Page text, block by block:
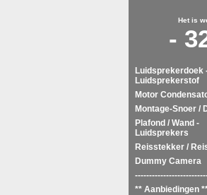
Het is
-
Luidsprekerdoek
Luidsprekerstof
Motor
Montage-Snoer /
Plafond / Wand -
Luidsprekers
Reisstekker /
Dummy Camera
** Aanbiedingen